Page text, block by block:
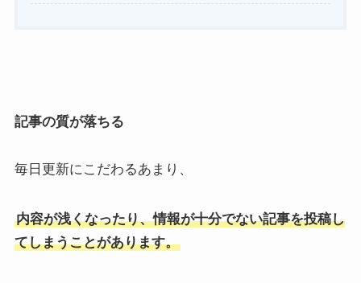
記事の質が落ちる
毎日更新にこだわるあまり、
内容が浅くなったり、情報が十分でない記事を投稿し
てしまうことがあります。